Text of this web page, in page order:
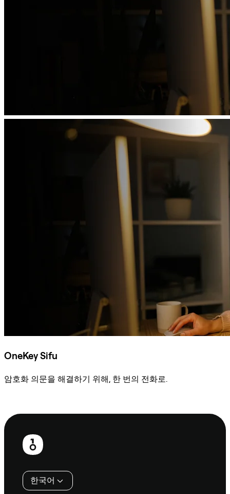
OneKey Sifu
암호화 의문을 해결하기 위해, 한 번의 전화로.
보
한국어